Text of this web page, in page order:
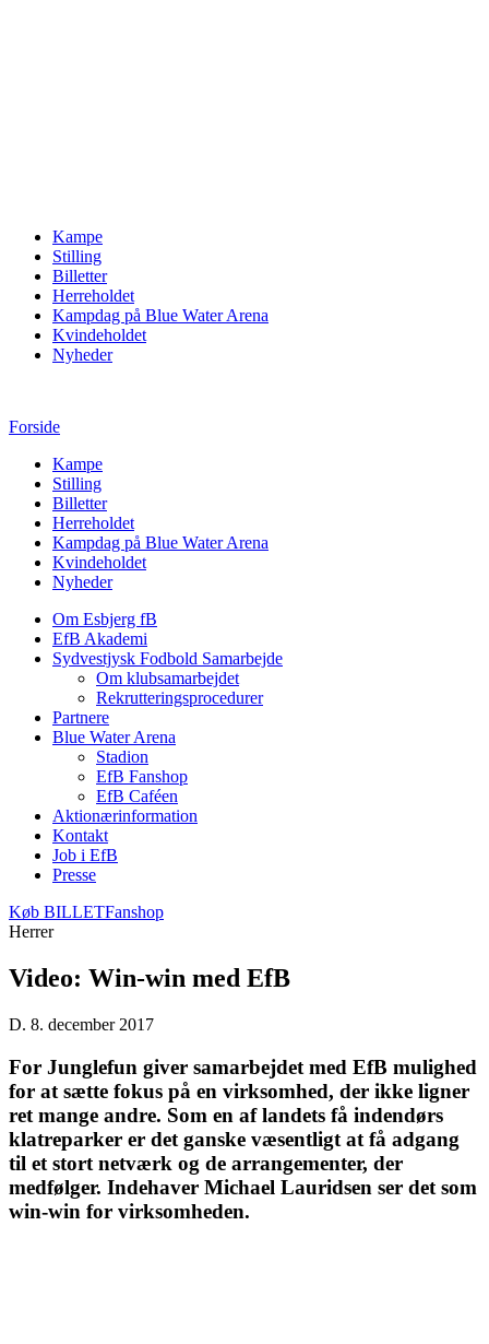
Kampe
Stilling
Billetter
Herreholdet
Kampdag på Blue Water Arena
Kvindeholdet
Nyheder
Forside
Kampe
Stilling
Billetter
Herreholdet
Kampdag på Blue Water Arena
Kvindeholdet
Nyheder
Om Esbjerg fB
EfB Akademi
Sydvestjysk Fodbold Samarbejde
Om klubsamarbejdet
Rekrutteringsprocedurer
Partnere
Blue Water Arena
Stadion
EfB Fanshop
EfB Caféen
Aktionærinformation
Kontakt
Job i EfB
Presse
Køb BILLETFanshop
Herrer
Video: Win-win med EfB
D. 8. december 2017
For Junglefun giver samarbejdet med EfB mulighed
for at sætte fokus på en virksomhed, der ikke ligner
ret mange andre. Som en af landets få indendørs
klatreparker er det ganske væsentligt at få adgang
til et stort netværk og de arrangementer, der
medfølger. Indehaver Michael Lauridsen ser det som
win-win for virksomheden.